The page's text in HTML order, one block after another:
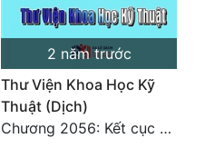
2 năm trước
Thư Viện Khoa Học Kỹ
Thuật (Dịch)
Chương 2056: Kết cục + Lời tác giả